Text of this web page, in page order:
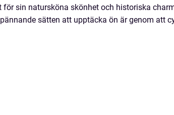
för sin natursköna skönhet och historiska
sätten att upptäcka ön är genom att